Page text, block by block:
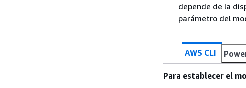
depende de la
parámetro del
AWS CLI
Para establecer el